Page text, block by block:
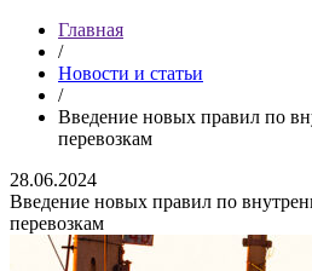
Главная
/
Новости и статьи
/
Введение новых правил по
перевозкам
28.06.2024
Введение новых правил по
перевозкам